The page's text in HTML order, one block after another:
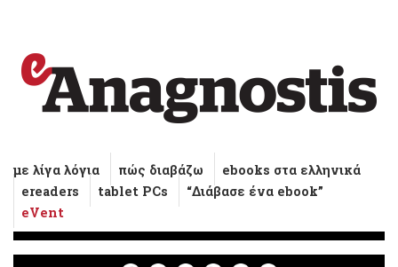
με λίγα λόγια πώς διαβάζω
ebooks στα ελληνικά
ereaders
tablet PCs
“Διάβασε ένα ebook”
eVent